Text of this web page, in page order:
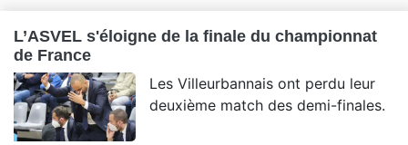
L’ASVEL s'éloigne de la finale du championnat
de France
Les Villeurbannais ont perdu leur
deuxième match des demi-finales.